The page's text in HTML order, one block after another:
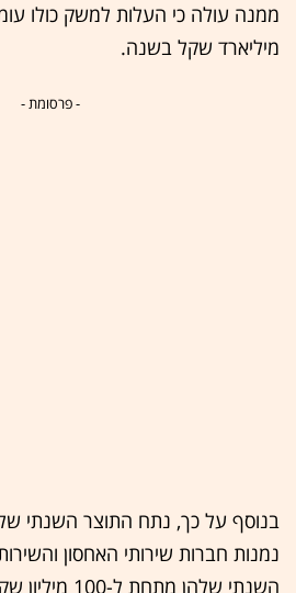
מיליארד שקל בשנה.
- פרסומת -
נמנות חברות שירותי האחסון